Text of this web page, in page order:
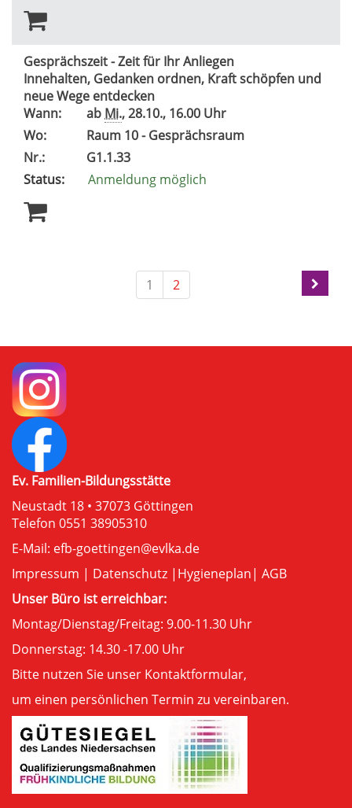
Gesprächszeit - Zeit für Ihr Anliegen
Innehalten, Gedanken ordnen, Kraft schöpfen und
neue Wege entdecken
Wann:
ab Mi., 28.10., 16.00 Uhr
Wo:
Raum 10 - Gesprächsraum
Nr.:
G1.1.33
Status:
Anmeldung möglich
1 2
Ev. Familien-Bildungsstätte
Neustadt 18 • 37073 Göttingen
Telefon 0551 38905310
E-Mail: efb-goettingen@evlka.de
Impressum | Datenschutz | Hygieneplan| AGB
Unser Büro ist erreichbar:
Montag/Dienstag/Freitag: 9.00-11.30 Uhr
Donnerstag: 14.30 -17.00 Uhr
Bitte nutzen Sie unser Kontaktformular,
um einen persönlichen Termin zu vereinbaren.